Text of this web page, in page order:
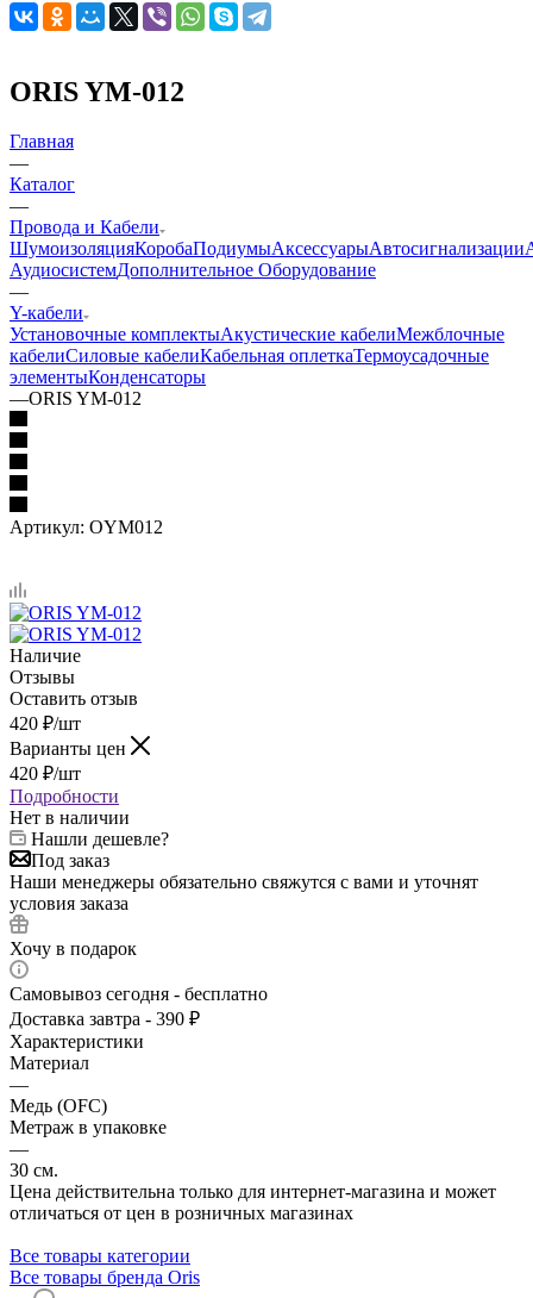
ORIS YM-012
Главная
—
Каталог
—
Провода и Кабели
ШумоизоляцияКоробаПодиумыАксессуарыАвтосигнализации
АудиосистемДополнительное Оборудование
—
Y-кабели
Установочные комплектыАкустические кабелиМежблочные
кабелиСиловые кабелиКабельная оплеткаТермоусадочные
элементыКонденсаторы
—ORIS YM-012
Артикул: OYM012
Наличие
Отзывы
Оставить отзыв
420 ₽/шт
Варианты цен
420 ₽/шт
Подробности
Нет в наличии
Нашли дешевле?
Под заказ
Наши менеджеры обязательно свяжутся с вами и уточнят
условия заказа
Хочу в подарок
Самовывоз сегодня - бесплатно
Доставка завтра - 390 ₽
Характеристики
Материал
—
Медь (OFC)
Метраж в упаковке
—
30 см.
Цена действительна только для интернет-магазина и может
отличаться от цен в розничных магазинах
Все товары категории
Все товары бренда Oris